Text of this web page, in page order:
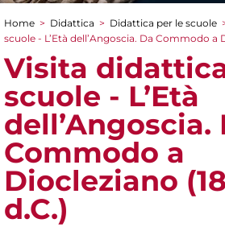
Tu sei qui
Home > Didattica > Didattica per le scuole
scuole - L’Età dell’Angoscia. Da Commodo a
Visita
scuole - L’Età
dell’Angoscia.
Commodo a
Diocleziano
d.C.)